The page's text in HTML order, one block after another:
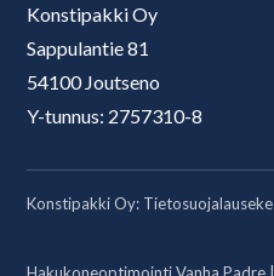
Konstipakki Oy
Sappulantie 81
54100 Joutseno
Y-tunnus: 2757310-8
Konstipakki Oy: Tietosuojalauseke